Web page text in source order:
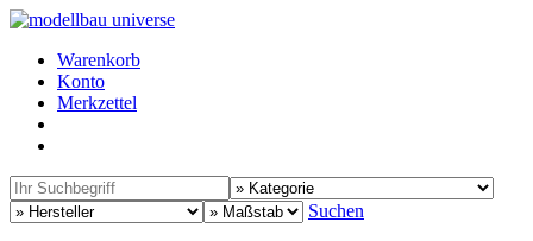
Warenkorb
Konto
Merkzettel
Suchen